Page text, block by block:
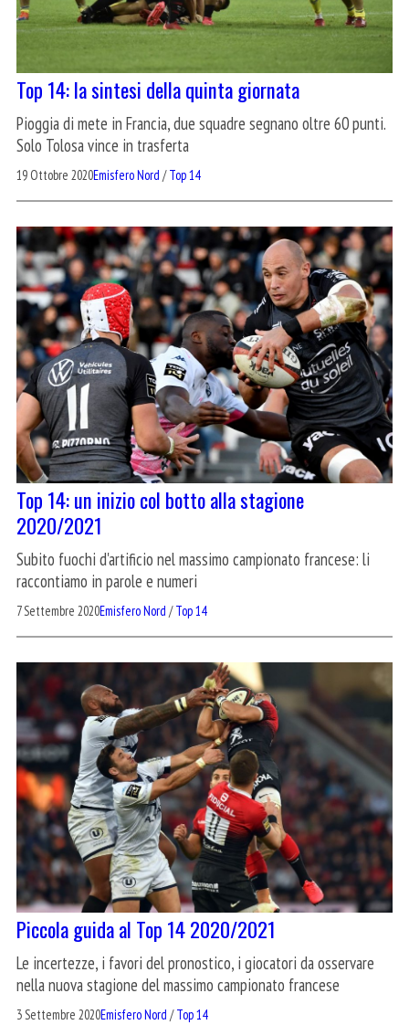
Top 14: la sintesi della quinta giornata
Pioggia di mete in Francia, due squadre segnano oltre 60 punti.
Solo Tolosa vince in trasferta
19 Ottobre 2020Emisfero Nord /Top 14
Top 14: un inizio col botto alla stagione
2020/2021
Subito fuochi d'artificio nel massimo campionato francese: li
raccontiamo in parole e numeri
7 Settembre 2020Emisfero Nord /Top 14
Piccola guida al Top 14 2020/2021
Le incertezze, i favori del pronostico, i giocatori da osservare
nella nuova stagione del massimo campionato francese
3 Settembre 2020Emisfero Nord /Top 14